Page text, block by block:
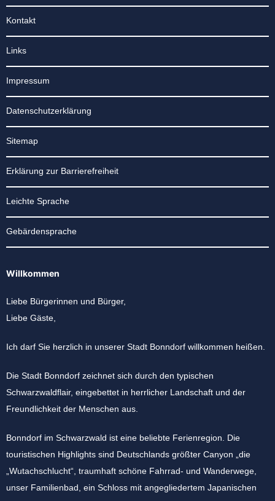
Kontakt
Links
Impressum
Datenschutzerklärung
Sitemap
Erklärung zur Barrierefreiheit
Leichte Sprache
Gebärdensprache
Willkommen
Liebe Bürgerinnen und Bürger,
Liebe Gäste,
Ich darf Sie herzlich in unserer Stadt Bonndorf willkommen heißen.
Die Stadt Bonndorf zeichnet sich durch den typischen
Schwarzwaldflair, eingebettet in herrlicher Landschaft und der
Freundlichkeit der Menschen aus.
Bonndorf im Schwarzwald ist eine beliebte Ferienregion. Die
touristischen Highlights sind Deutschlands größter Canyon „die
„Wutachschlucht“, traumhaft schöne Fahrrad- und Wanderwege,
unser Familienbad, ein Schloss mit angegliedertem Japanischen